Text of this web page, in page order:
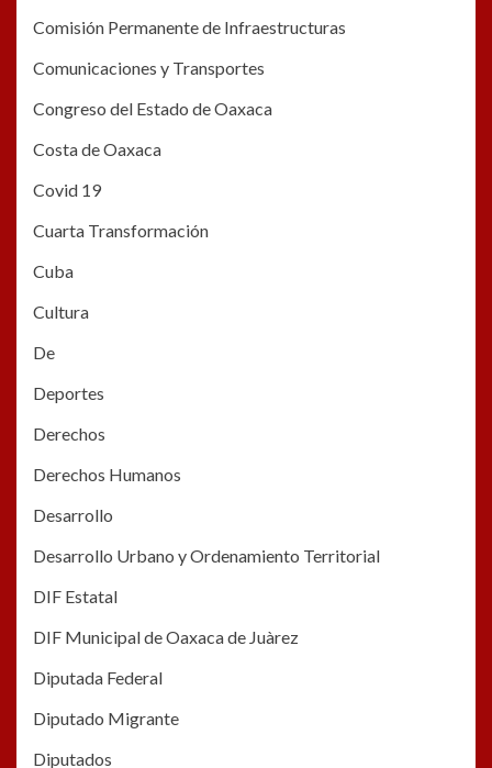
Comisión Permanente de Infraestructuras
Comunicaciones y Transportes
Congreso del Estado de Oaxaca
Costa de Oaxaca
Covid 19
Cuarta Transformación
Cuba
Cultura
De
Deportes
Derechos
Derechos Humanos
Desarrollo
Desarrollo Urbano y Ordenamiento Territorial
DIF Estatal
DIF Municipal de Oaxaca de Juàrez
Diputada Federal
Diputado Migrante
Diputados